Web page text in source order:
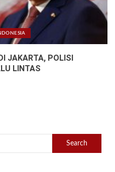
JAKARTA, POLISI
LINTAS
Search